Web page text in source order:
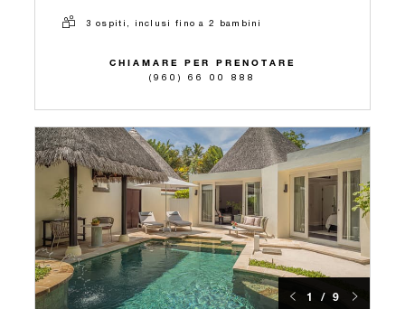
3 ospiti, inclusi fino a 2 bambini
CHIAMARE PER PRENOTARE
(960) 66 00 888
1 / 9